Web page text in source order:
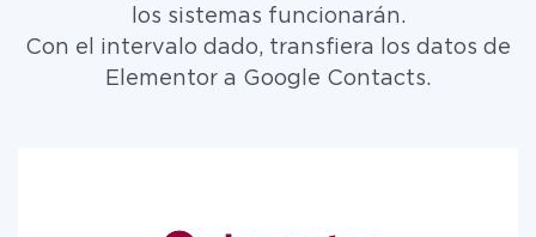
los sistemas funcionarán.
Con el intervalo dado, transfiera los datos de
Elementor a Google Contacts.